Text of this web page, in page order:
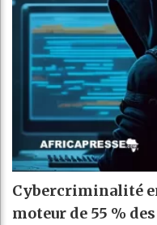
Cybercriminalité
moteur de 55 %